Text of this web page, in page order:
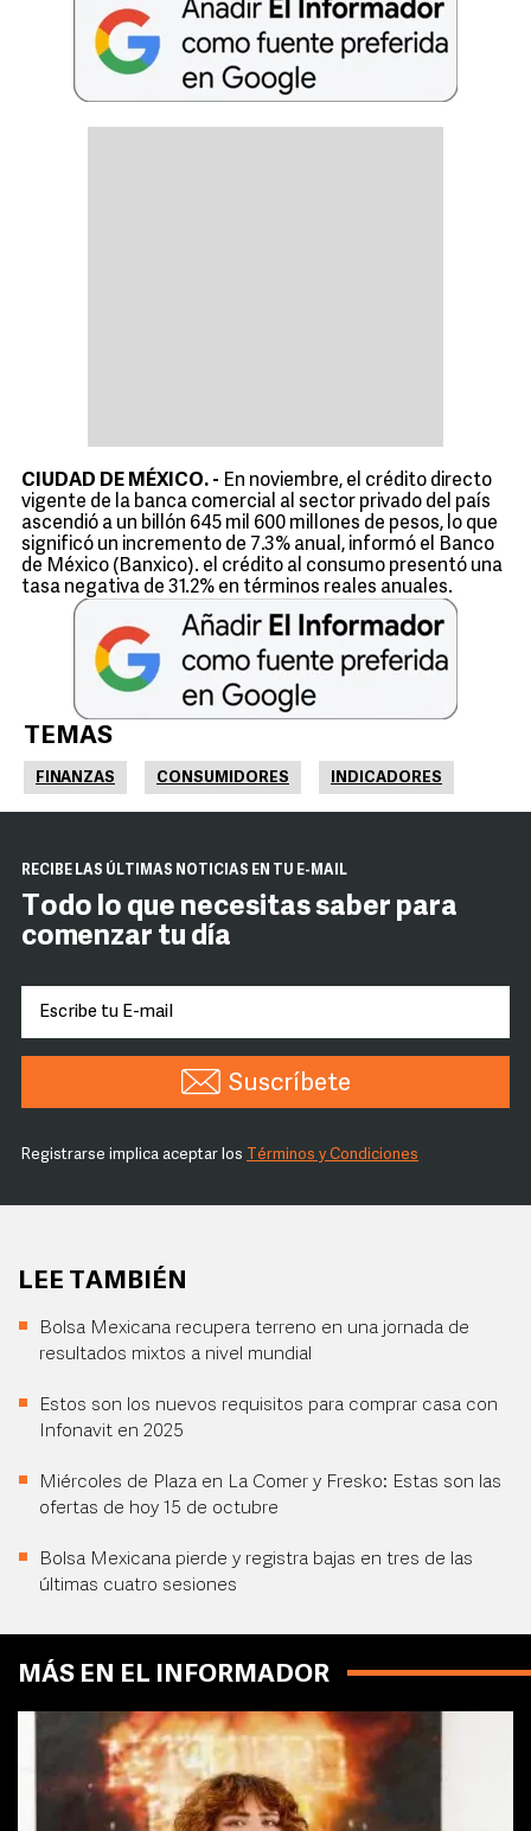
CIUDAD DE MÉXICO. - En noviembre, el crédito directo
vigente de la banca comercial al sector privado del país
ascendió a un billón 645 mil 600 millones de pesos, lo que
significó un incremento de 7.3% anual, informó el Banco
de México (Banxico). el crédito al consumo presentó una
tasa negativa de 31.2% en términos reales anuales.
TEMAS
FINANZAS CONSUMIDORES INDICADORES
RECIBE LAS ÚLTIMAS NOTICIAS EN TU E-MAIL
Todo lo que necesitas saber para
comenzar tu día
Suscríbete
Registrarse implica aceptar los Términos y Condiciones
LEE TAMBIÉN
Bolsa Mexicana recupera terreno en una jornada de
resultados mixtos a nivel mundial
Estos son los nuevos requisitos para comprar casa con
Infonavit en 2025
Miércoles de Plaza en La Comer y Fresko: Estas son las
ofertas de hoy 15 de octubre
Bolsa Mexicana pierde y registra bajas en tres de las
últimas cuatro sesiones
MÁS EN EL INFORMADOR